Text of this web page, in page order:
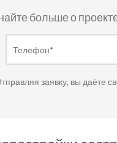
больше о
заявку, вы даёте